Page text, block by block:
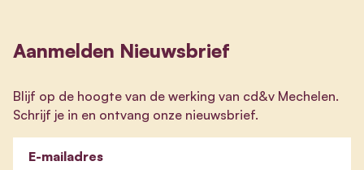
Aanmelden Nieuwsbrief
Blijf op de hoogte van de werking van cd&v Mechelen.
Schrijf je in en ontvang onze nieuwsbrief.
E-mailadres